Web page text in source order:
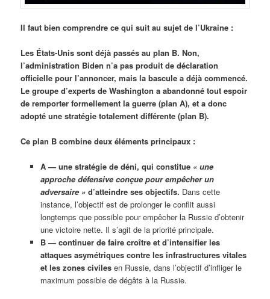
Il faut bien comprendre ce qui suit au sujet de l’Ukraine :
Les États-Unis sont déjà passés au plan B. Non,
l’administration Biden n’a pas produit de déclaration
officielle pour l’annoncer, mais la bascule a déjà commencé.
Le groupe d’experts de Washington a abandonné tout espoir
de remporter formellement la guerre (plan A), et a donc
adopté une stratégie totalement différente (plan B).
Ce plan B combine deux éléments principaux :
A — une stratégie de déni, qui constitue « une
approche défensive conçue pour empêcher un
adversaire »d’atteindre ses objectifs. Dans cette
instance, l’objectif est de prolonger le conflit aussi
longtemps que possible pour empêcher la Russie d’obtenir
une victoire nette. Il s’agit de la priorité principale.
B — continuer de faire croître et d’intensifier les
attaques asymétriques contre les infrastructures vitales
et les zones civilesen Russie, dans l’objectif d’infliger le
maximum possible de dégâts à la Russie.